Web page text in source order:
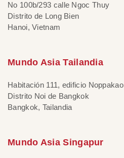
No 100b/293 calle Ngoc Thuy
Distrito de Long Bien
Hanoi, Vietnam
Mundo Asia Tailandia
Habitación 111, edificio Noppakao
Distrito Noi de Bangkok
Bangkok, Tailandia
Mundo Asia Singapur